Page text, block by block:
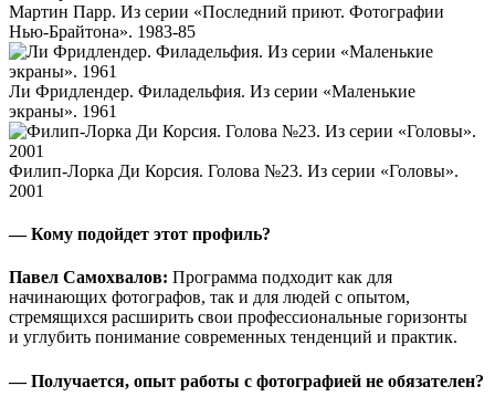
Мартин Парр. Из серии «Последний приют. Фотографии
Нью-Брайтона». 1983-85
Ли Фридлендер. Филадельфия. Из серии «Маленькие
экраны». 1961
Филип-Лорка Ди Корсия. Голова №23. Из серии «Головы».
2001
— Кому подойдет этот профиль?
Павел Самохвалов: Программа подходит как для
начинающих фотографов, так и для людей с опытом,
стремящихся расширить свои профессиональные горизонты
и углубить понимание современных тенденций и практик.
— Получается, опыт работы с фотографией не обязателен?